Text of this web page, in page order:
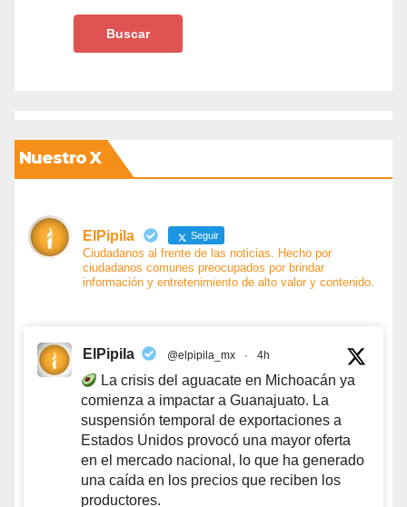
Nuestro X
ElPipila Seguir
Ciudadanos al frente de las noticias. Hecho por
ciudadanos comunes preocupados por brindar
información y entretenimiento de alto valor y contenido.
ElPipila @elpipila_mx · 4h
La crisis del aguacate en Michoacán ya
comienza a impactar a Guanajuato. La
suspensión temporal de exportaciones a
Estados Unidos provocó una mayor oferta
en el mercado nacional, lo que ha generado
una caída en los precios que reciben los
productores.